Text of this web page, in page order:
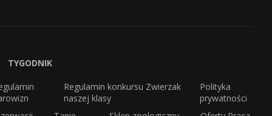
TYGODNIK
Regulamin konkursu Zwierzak
naszej klasy
Polityka
prywatności